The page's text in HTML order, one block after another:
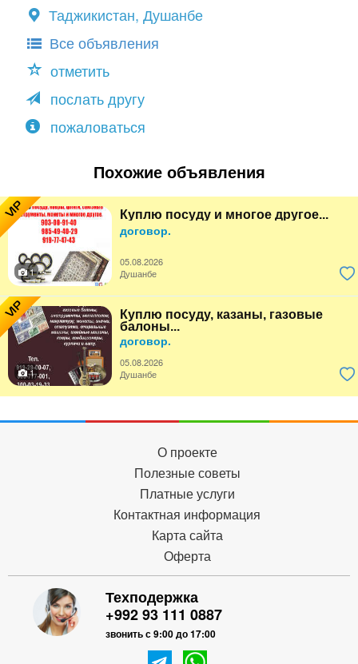
Таджикистан, Душанбе
Все объявления
отметить
послать другу
пожаловаться
Похожие объявления
VIP Куплю посуду и многое другое...
договор.
05.08.2026
1
Душанбе
VIP
Куплю посуду, казаны, газовые
балоны...
договор.
05.08.2026
1
Душанбе
О проекте
Полезные советы
Платные услуги
Контактная информация
Карта сайта
Оферта
Техподержка
+992 93 111 0887
звонить с 9:00 до 17:00